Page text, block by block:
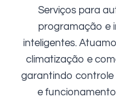
Serviços para
programação e
inteligentes.
climatização e
garantindo controle
e